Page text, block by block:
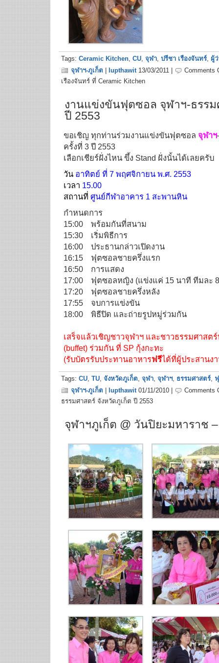
Tags: Ceramic Kitchen, CU, จุฬา, ปรีชา เรืองจันทร์, ผู้ว่
จุฬาฯ-ภูเก็ต
lupthawit13/03/2011 |
Comments
เรืองจันทร์ ที่ Ceramic Kitchen
งานแข่งขันฟุตซอล จุฬาฯ-ธรรม
ปี 2553
ขอเชิญ ทุกท่านร่วมงานแข่งขันฟุตซอล จุฬาฯ
ครั้งที่ 3 ปี 2553
เลือกเชียร์ฝั่งไหน ขึ้ง Stand ฝั่งนั้นได้เลยครับ
วัน อาทิตย์ ที่ 7 พฤศจิกายน พ.ศ. 2553
เวลา 15.00
สถานที่ ศูนย์กีฬาอาคาร 1 สะพานหิน
กำหนดการ
15:00 พร้อมกันที่สนาม
15:30 เริ่มพิธีการ
16:00 ประธานกล่าวเปิดงาน
16:15 ฟุตซอลชายครึ่งแรก
16:50 การแสดง
17:00 ฟุตซอลหญิง (แข่งแค่ 15 นาที ทีมละ
17:20 ฟุตซอลชายครึ่งหลัง
17:55 จบการแข่งขัน
18:00 พิธีปิด และถ่ายรูปหมู่ร่วมกัน
เสร็จแล้วเชิญชาวจุฬาฯ และชาวธรรมศาสต
(buffet) ร่วมกัน ที่ SP กุ้งกะทะ
(รับบัตรรับประทานอาหารฟรีได้ที่ผู้ประสานง
Tags: CU, TU, จังหวัดภูเก็ต, จุฬา, จุฬาฯ, ธรรมศาสตร์,
จุฬาฯ-ภูเก็ต
lupthawit01/11/2010 |
Comments
ธรรมศาสตร์ จังหวัดภูเก็ต ปี 2553
จุฬาฯภูเก็ต @ วันปิยะมหาราช